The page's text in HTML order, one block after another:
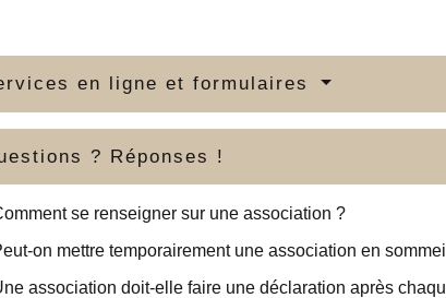
en ligne et formulaires
? Réponses !
se renseigner sur une association ?
on mettre temporairement une association en
association doit-elle faire une déclaration après